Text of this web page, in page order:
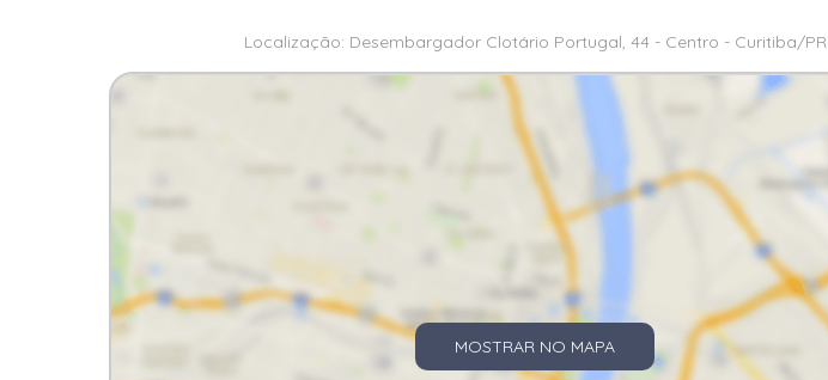
Localização: Desembargador Clotário Portugal, 44 - Centro - Curitiba/PR
MOSTRAR NO MAPA